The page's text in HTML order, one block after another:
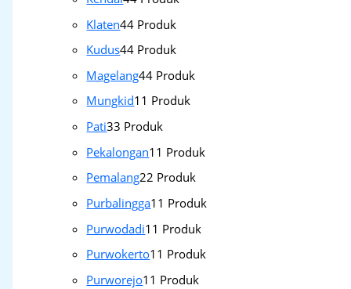
Klaten44 Produk
Kudus44 Produk
Magelang44 Produk
Mungkid1 1 Produk
Pati33 Produk
Pekalongan1 1 Produk
Pemalang22 Produk
Purbalingga1 1 Produk
Purwodadi1 1 Produk
Purwokerto1 1 Produk
Purworejo1 1 Produk